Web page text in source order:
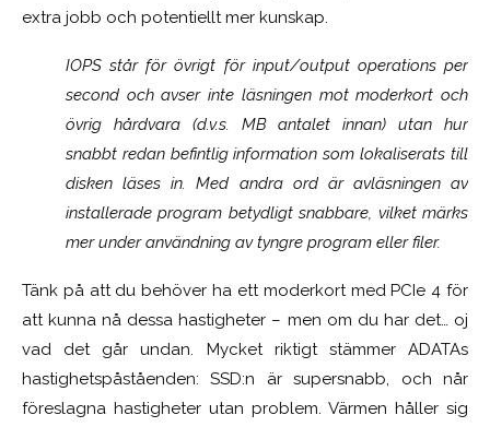
extra jobb och potentiellt mer kunskap.
IOPS står för övrigt för input/output operations per
second och avser inte läsningen mot moderkort och
övrig hårdvara (d.v.s. MB antalet innan) utan hur
snabbt redan befintlig information som lokaliserats till
disken läses in. Med andra ord är avläsningen av
installerade program betydligtsnabbare, vilket märks
mer under användning av tyngre program eller filer.
Tänk på att du behöver ha ett moderkort med PCIe 4 för
att kunna nå dessa hastigheter – men om du har det… oj
vad det går undan. Mycket riktigt stämmer ADATAs
hastighetspåståenden: SSD:n är supersnabb, och når
föreslagna hastigheter utan problem. Värmen håller sig